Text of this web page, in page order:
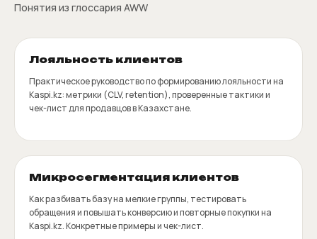
Понятия из глоссария AWW
Лояльность клиентов
Практическое руководство по формированию лояльности на
Kaspi.kz: метрики (CLV, retention), проверенные тактики и
чек-лист для продавцов в Казахстане.
Микросегментация клиентов
Как разбивать базу на мелкие группы, тестировать
обращения и повышать конверсию и повторные покупки на
Kaspi.kz. Конкретные примеры и чек-лист.